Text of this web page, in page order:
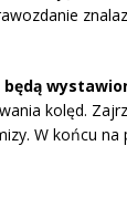
będą
kolęd.
W końcu